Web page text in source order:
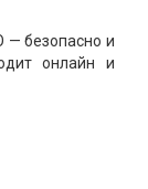
— безопасно и
онлайн и